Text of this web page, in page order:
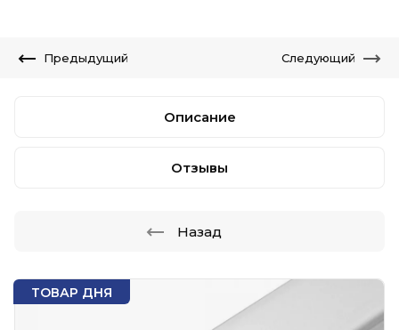
ТОВАР ДНЯ
Предыдущий Следующий
Описание
Отзывы
Назад